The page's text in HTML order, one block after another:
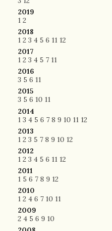
2019
1 2
2018
1 2 3 4 5 6 11 12
2017
1 2 3 4 5 7 11
2016
3 5 6 11
2015
3 5 6 10 11
2014
1 3 4 5 6 7 8 9 10 11 12
2013
1 2 3 5 7 8 9 10 12
2012
1 2 3 4 5 6 11 12
2011
1 5 6 7 8 9 12
2010
1 2 4 6 7 10 11
2009
2 4 5 6 9 10